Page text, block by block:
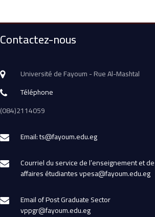
Contactez-nous
Université de Fayoum - Rue Al-Mashtal
Téléphone
(084)2114059
Email: ts@fayoum.edu.eg
Courriel du service de l’enseignement et
affaires étudiantes vpesa@fayoum.edu.eg
Email of Post Graduate Sector
vppgr@fayoum.edu.eg